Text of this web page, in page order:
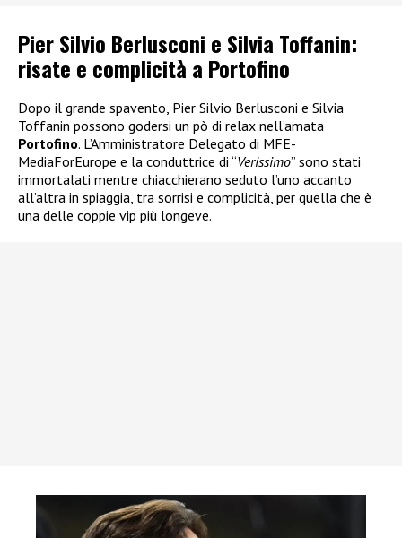
Pier Silvio Berlusconi e Silvia Toffanin:
risate e complicità a Portofino
Dopo il grande spavento, Pier Silvio Berlusconi e Silvia
Toffanin possono godersi un pò di relax nell’amata
Portofino. L’Amministratore Delegato di MFE-
MediaForEurope e la conduttrice di “Verissimo” sono stati
immortalati mentre chiacchierano seduto l’uno accanto
all’altra in spiaggia, tra sorrisi e complicità, per quella che è
una delle coppie vip più longeve.